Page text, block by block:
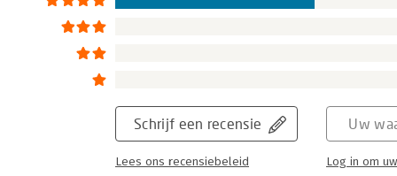
Schrijf een recensie
Lees ons recensiebeleid
Uw
Log in om